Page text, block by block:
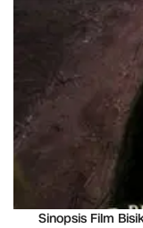
Sinopsis Film